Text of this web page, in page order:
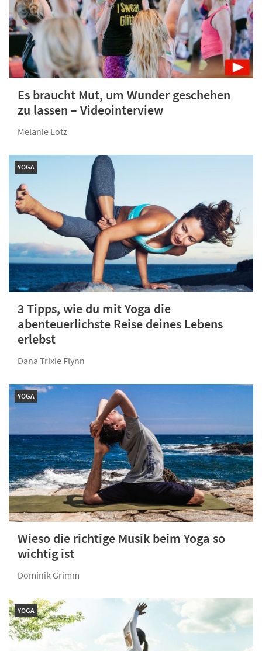
Es braucht Mut, um Wunder geschehen
zu lassen – Videointerview
Melanie Lotz
YOGA
3 Tipps, wie du mit Yoga die
abenteuerlichste Reise deines Lebens
erlebst
Dana Trixie Flynn
YOGA
Wieso die richtige Musik beim Yoga so
wichtig ist
Dominik Grimm
YOGA